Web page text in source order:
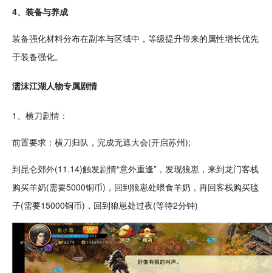
4、装备与养成
装备强化材料分布在副本与区域中，等级提升带来的属性增长优先
于装备强化。
濡沫江湖人物专属剧情
1、横刀剧情：
前置要求：横刀归队，完成无遮大会(开启苏州);
到昆仑郊外(11.14)触发剧情“意外重逢”，发现狼崽，来到龙门客栈
购买羊奶(需要5000铜币)，回到狼崽处喂食羊奶，再回客栈购买毯
子(需要15000铜币)，回到狼崽处过夜(等待2分钟)